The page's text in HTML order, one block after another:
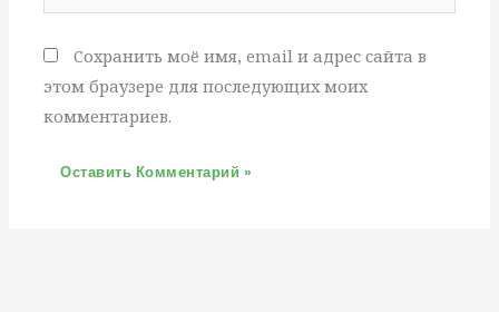
Сохранить моё имя, email и адрес сайта в
этом браузере для последующих моих
комментариев.